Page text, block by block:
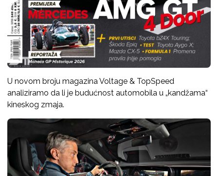
U novom broju magazina Voltage & TopSpeed
analiziramo da li je budućnost automobila u „kandžama“
kineskog zmaja.